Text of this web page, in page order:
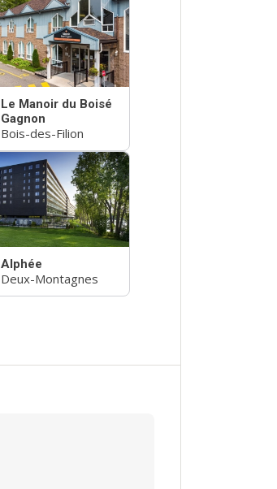
Le Manoir du Boisé
Gagnon
Bois-des-Filion
Alphée
Deux-Montagnes